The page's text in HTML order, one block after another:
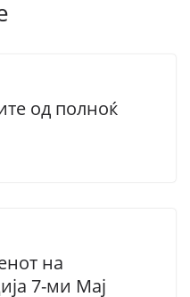
од полноќ
на
7-ми Мај